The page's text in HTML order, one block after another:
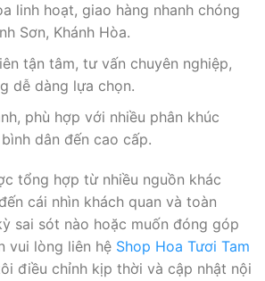
linh hoạt, giao hàng nhanh chóng
Sơn, Khánh Hòa.
tận tâm, tư vấn chuyên nghiệp,
dễ dàng lựa chọn.
phù hợp với nhiều phân khúc
dân đến cao cấp.
tổng hợp từ nhiều nguồn khác
cái nhìn khách quan và toàn
sai sót nào hoặc muốn đóng góp
vui lòng liên hệ Shop Hoa Tươi Tam
điều chỉnh kịp thời và cập nhật nội